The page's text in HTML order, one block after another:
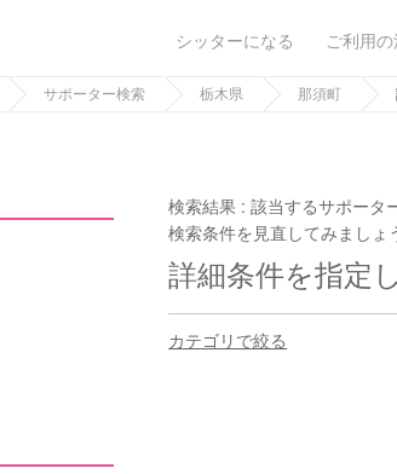
シッターになる ご利用
サポーター検索 栃木県 那須町
検索結果 :該当するサポータ
検索条件を見直してみましょ
詳細条件を指定
カテゴリで絞る